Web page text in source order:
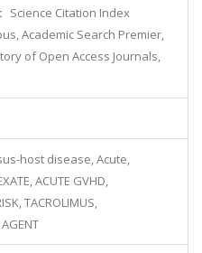
Science Citation Index
Academic Search Premier,
of Open Access Journals,
host disease, Acute,
ACUTE GVHD,
TACROLIMUS,